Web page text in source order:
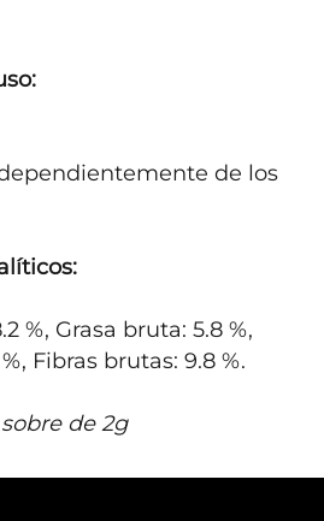
de los
%, Grasa bruta: 5.8 %,
Fibras brutas: 9.8 %.
de 2g